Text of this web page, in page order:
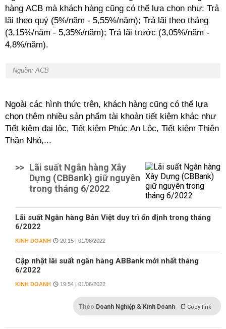
hàng ACB mà khách hàng cũng có thể lựa chọn như: Trả
lãi theo quý (5%/năm - 5,55%/năm); Trả lãi theo tháng
(3,15%/năm - 5,35%/năm); Trả lãi trước (3,05%/năm -
4,8%/năm).
Nguồn: ACB
Ngoài các hình thức trên, khách hàng cũng có thể lựa
chọn thêm nhiều sản phẩm tài khoản tiết kiệm khác như
Tiết kiệm đại lộc, Tiết kiệm Phúc An Lộc, Tiết kiệm Thiên
Thần Nhỏ,...
>> Lãi suất Ngân hàng Xây
Dựng (CBBank) giữ nguyên
trong tháng 6/2022
Lãi suất Ngân hàng Bản Việt duy trì ổn định trong tháng
6/2022
KINH DOANH 20:15 | 01/06/2022
Cập nhật lãi suất ngân hàng ABBank mới nhất tháng
6/2022
KINH DOANH 19:54 | 01/06/2022
Theo Doanh Nghiệp & Kinh Doanh Copy link